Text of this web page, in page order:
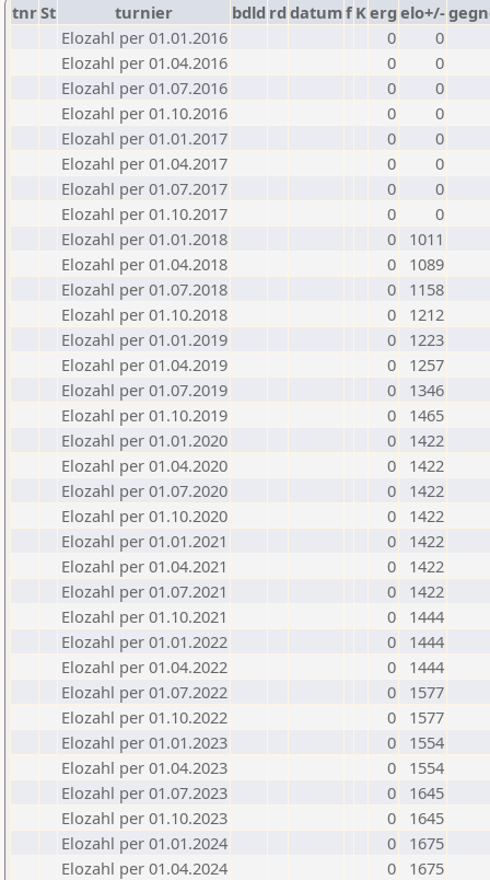
tnrSt turnier bdld rd datumf Kerg elo+/-
Elozahl per 01.01.2016
0
0
Elozahl per 01.04.2016
0
0
Elozahl per 01.07.2016
0
0
Elozahl per 01.10.2016
0
0
Elozahl per 01.01.2017
0
0
Elozahl per 01.04.2017
0
0
Elozahl per 01.07.2017
0
0
Elozahl per 01.10.2017
0
0
Elozahl per 01.01.2018
0
1011
Elozahl per 01.04.2018
0
1089
Elozahl per 01.07.2018
0
1158
Elozahl per 01.10.2018
0
1212
Elozahl per 01.01.2019
0
1223
Elozahl per 01.04.2019
0
1257
Elozahl per 01.07.2019
0
1346
Elozahl per 01.10.2019
0
1465
Elozahl per 01.01.2020
0
1422
Elozahl per 01.04.2020
0
1422
Elozahl per 01.07.2020
0
1422
Elozahl per 01.10.2020
0
1422
Elozahl per 01.01.2021
0
1422
Elozahl per 01.04.2021
0
1422
Elozahl per 01.07.2021
0
1422
Elozahl per 01.10.2021
0
1444
Elozahl per 01.01.2022
0
1444
Elozahl per 01.04.2022
0
1444
Elozahl per 01.07.2022
0
1577
Elozahl per 01.10.2022
0
1577
Elozahl per 01.01.2023
0
1554
Elozahl per 01.04.2023
0
1554
Elozahl per 01.07.2023
0
1645
Elozahl per 01.10.2023
0
1645
Elozahl per 01.01.2024
0
1675
Elozahl per 01.04.2024
0
1675